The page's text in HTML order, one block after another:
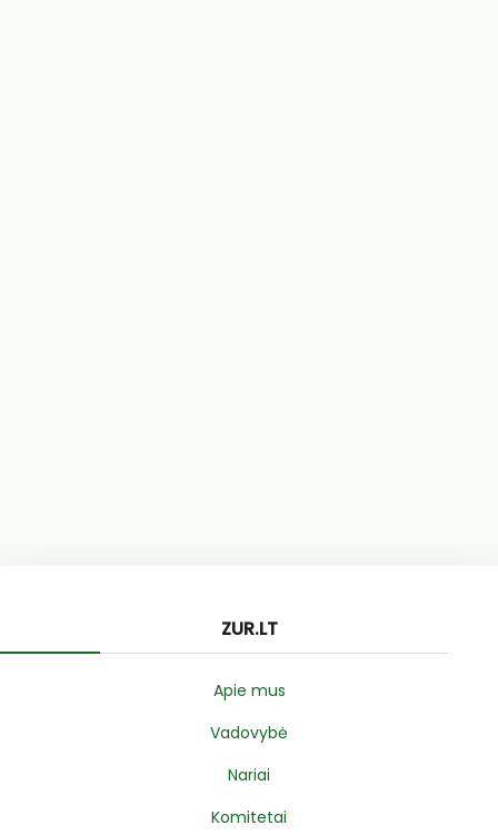
ZUR.LT
Apie mus
Vadovybė
Nariai
Komitetai